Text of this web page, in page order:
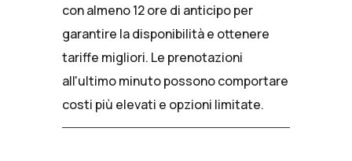
con almeno 12 ore di anticipo per
garantire la disponibilità e ottenere
tariffe migliori. Le prenotazioni
all'ultimo minuto possono comportare
costi più elevati e opzioni limitate.